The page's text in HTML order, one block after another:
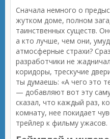
Сначала немного о
жутком доме, полном
таинственных существ.
а кто лучше, чем они,
атмосферные страхи?
разработчики не
коридоры, трескучие
ты думаешь: «А чего это
— добавляют вот эту
сказал, что каждый раз,
комнату, нее покидает
трейлер к фильму ужасов.